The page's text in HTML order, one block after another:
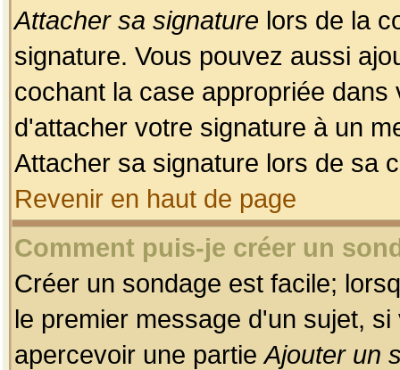
Attacher sa signature lors de la
signature. Vous pouvez aussi
cochant la case appropriée
d'attacher votre signature à un
Attacher sa signature lors de sa
Revenir en haut de page
Comment puis-je créer un
Créer un sondage est facile;
le premier message d'un sujet,
apercevoir une partieAjouter un